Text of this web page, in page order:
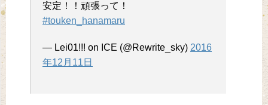
安定！！頑張って！
#touken_hanamaru
— Lei01!!! on ICE (@Rewrite_sky) 2016
年12月11日